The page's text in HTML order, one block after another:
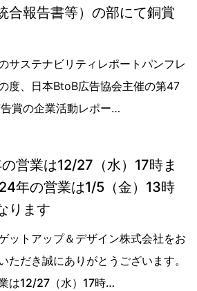
合報告書等）の部にて銅賞
広告賞の企業活動レポー
サステナビリティレポートパンフレ
度、日本BtoB広告協会主催の第47
賞の企業活動レポー…
営業は12/27（水）17時ま
年の営業は1/5（金）13時
ります
ットアップ＆デザイン株式会社をお
ただき誠にありがとうございます。
は12/27（水）17時…